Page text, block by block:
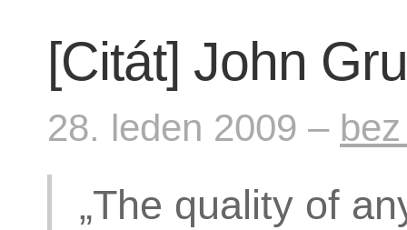
[Citát] John
28. leden 2009 –
„The quality of